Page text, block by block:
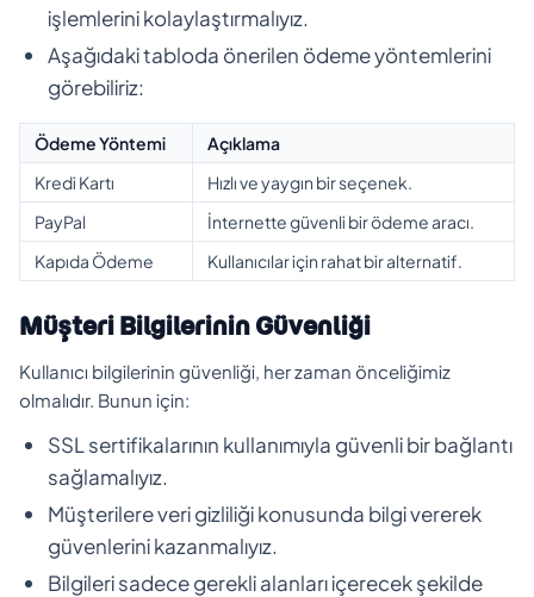
işlemlerini kolaylaştırmalıyız.
Aşağıdaki tabloda önerilen ödeme yöntemlerini
görebiliriz:
Ödeme Yöntemi
Açıklama
Kredi Kartı
Hızlı ve yaygın bir seçenek.
PayPal
İnternette güvenli bir ödeme aracı.
Kapıda Ödeme
Kullanıcılar için rahat bir alternatif.
Müşteri Bilgilerinin Güvenliği
Kullanıcı bilgilerinin güvenliği, her zaman önceliğimiz
olmalıdır. Bunun için:
SSL sertifikalarının kullanımıyla güvenli bir bağlantı
sağlamalıyız.
Müşterilere veri gizliliği konusunda bilgi vererek
güvenlerini kazanmalıyız.
Bilgileri sadece gerekli alanları içerecek şekilde